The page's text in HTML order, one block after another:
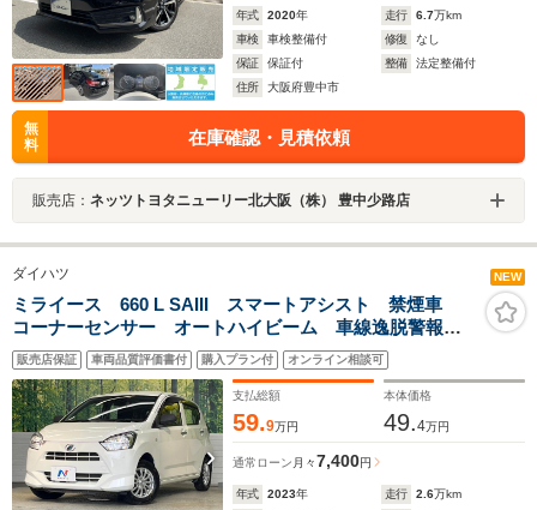
年式 2020年 走行 6.7万km
車検
車検整備付 修復
なし
保証
保証付 整備
法定整備付
住所
大阪府豊中市
無
料
在庫確認・見積依頼
販売店： ネッツトヨタニューリー北大阪（株） 豊中少路店
ダイハツ NEW
ミライース 660 L SAIII スマートアシスト 禁煙車
コーナーセンサー オートハイビーム 車線逸脱警報
オートライト CD再生
販売店保証 車両品質評価書付 購入プラン付 オンライン相談可
支払総額
59.9万円
本体価格
49.4万円
通常ローン 月々7,400円
年式 2023年 走行 2.6万km